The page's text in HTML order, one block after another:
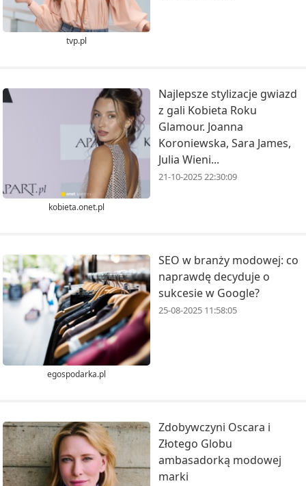
tvp.pl
kobieta.onet.pl
Najlepsze stylizacje gwiazd
z gali Kobieta Roku
Glamour. Joanna
Koroniewska, Sara James,
Julia Wieni...
21-10-2025 22:30:09
egospodarka.pl
SEO w branży modowej: co
naprawdę decyduje o
sukcesie w Google?
25-08-2025 11:58:05
Zdobywczyni Oscara i
Złotego Globu
ambasadorką modowej
marki